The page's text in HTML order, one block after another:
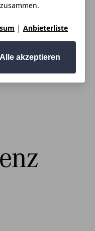
| Anbieterliste
Alle akzeptieren